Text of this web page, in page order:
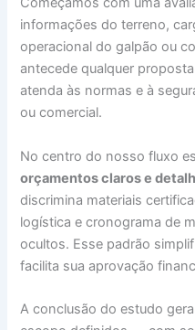
informações do terreno,
operacional do galpão ou
antecede qualquer
atenda às normas e à
ou comercial.
No centro do nosso fluxo
orçamentos claros e
discrimina materiais
logística e cronograma de
ocultos. Esse padrão
facilita sua aprovação
A conclusão do estudo